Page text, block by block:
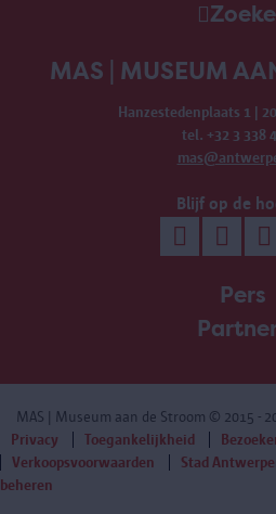
MAS | MUSEUM
Hanzestedenplaats 1 |
tel. +32 3 338
Blijf op de
Pers
MAS | Museum aan de Stroom © 2015 -
Privacy
Toegankelijkheid
Verkoopsvoorwaarden
Stad
beheren